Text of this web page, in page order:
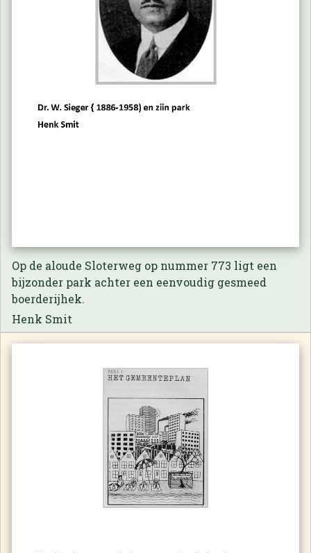
Op de aloude Sloterweg op nummer 773 ligt een
bijzonder park achter een eenvoudig gesmeed
boerderijhek.
Henk Smit